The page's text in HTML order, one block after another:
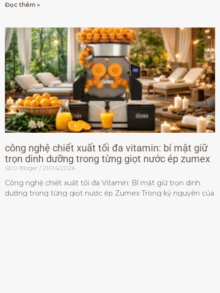
Đọc thêm »
công nghệ chiết xuất tối đa vitamin: bí mật giữ
trọn dinh dưỡng trong từng giọt nước ép zumex
SEO Bloger 21/04/2026
Công nghệ chiết xuất tối đa Vitamin: Bí mật giữ trọn dinh
dưỡng trong từng giọt nước ép Zumex Trong kỷ nguyên của